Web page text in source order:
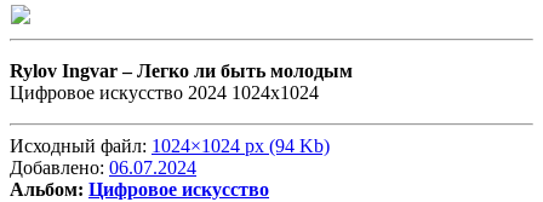
Rylov Ingvar –Легко ли быть молодым
Цифровое искусство 2024 1024х1024
Исходный файл: 1024×1024 px (94 Kb)
Добавлено: 06.07.2024
Альбом: Цифровое искусство